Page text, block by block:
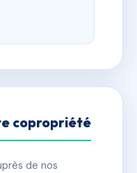
copropriété
de nos